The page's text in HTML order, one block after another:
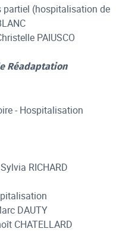
(hospitalisation de
PAIUSCO
Réadaptation
- Hospitalisation
RICHARD
DAUTY
CHATELLARD